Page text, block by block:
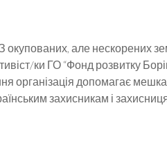
але нескорених
ки ГО “Фонд розвитку
організація допомагає
захисникам і